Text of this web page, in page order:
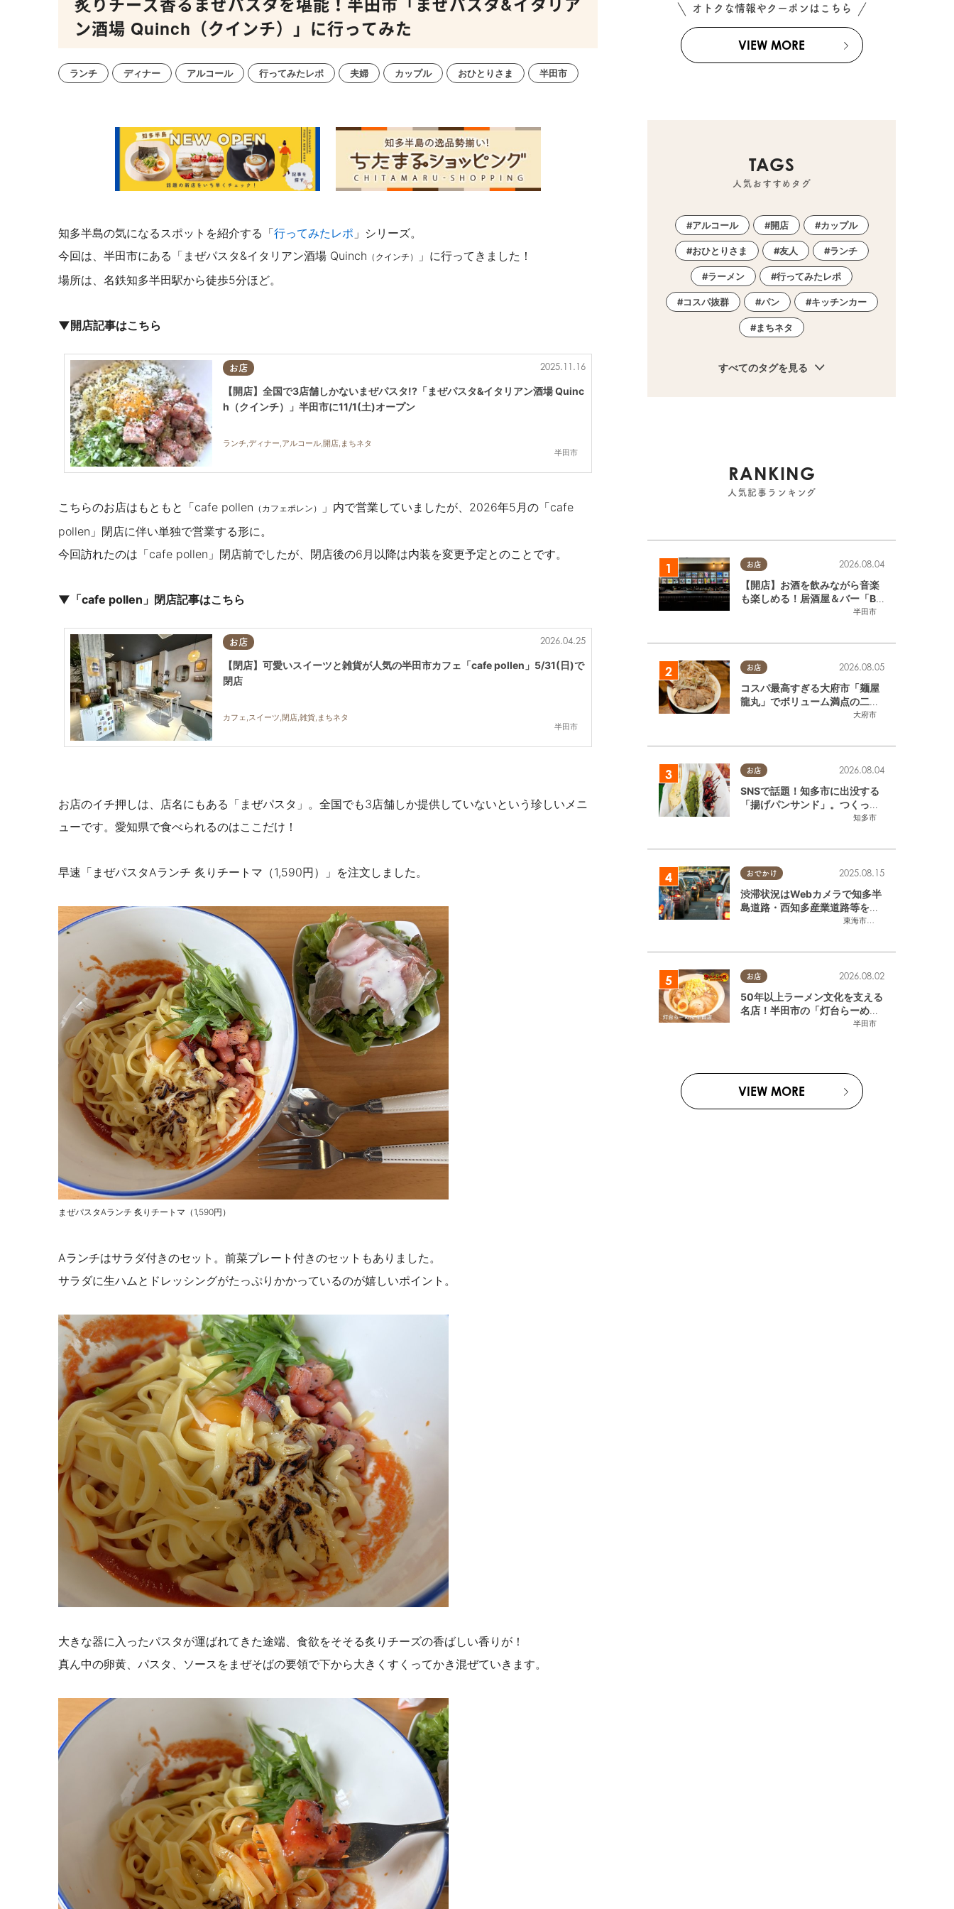
ン酒場 Quinch（クインチ）」に行ってみた
ランチ ディナー アルコール 行ってみたレポ 夫婦 カップル おひとりさま 半田市
知多半島の気になるスポットを紹介する「行ってみたレポ 」シリーズ。
今回は、半田市にある「まぜパスタ&イタリアン酒場 Quinch （クインチ）
」に行ってきました！
場所は、名鉄知多半田駅から徒歩5分ほど。
▼開店記事はこちら
お店
半田市
2025.11.16
【開店】全国で3店舗しかないまぜパスタ!?「まぜパスタ&イタリアン酒場 Quinc
h（クインチ）」半田市に11/1(土)オープン
ランチ,ディナー,アルコール,開店,まちネタ
こちらのお店はもともと「cafe pollen （カフェポレン）
」内で営業していましたが、2026年5月の「cafe
pollen」閉店に伴い単独で営業する形に。
今回訪れたのは「cafe pollen」閉店前でしたが、閉店後の6月以降は内装を変更予定とのことです。
▼「cafe pollen」閉店記事はこちら
お店
半田市
2026.04.25
【閉店】可愛いスイーツと雑貨が人気の半田市カフェ「cafe pollen」5/31(日)で
閉店
カフェ,スイーツ,閉店,雑貨,まちネタ
お店のイチ押しは、店名にもある「まぜパスタ」。全国でも3店舗しか提供していないという珍しいメニ
ューです。 愛知県で食べられるのはここだけ！
早速「まぜパスタAランチ 炙りチートマ（1,590円）」を注文しました。
まぜパスタAランチ 炙りチートマ（1,590円）
Aランチはサラダ付きのセット。前菜プレート付きのセットもありました。
サラダに生ハムとドレッシングがたっぷりかかっているのが嬉しいポイント。
大きな器に入ったパスタが運ばれてきた途端、食欲をそそる炙りチーズの香ばしい香りが！
真ん中の卵黄、パスタ、ソースをまぜそばの要領で下から大きくすくってかき混ぜていきます。
オトクな情報やクーポンはこちら
VIEW MORE
TAGS
人気おすすめタグ
アルコール 開店 カップル
おひとりさま 友人 ランチ
ラーメン 行ってみたレポ
コスパ抜群 パン キッチンカー
まちネタ
すべてのタグを見る
RANKING
人気記事ランキング
お店
半田市
2026.08.04
【開店】お酒を飲みながら音楽
も楽しめる！居酒屋＆バー「BL
OOMY（ブルーミー）」が7/3
お店
大府市
2026.08.05
コスパ最高すぎる大府市「麺屋
龍丸」でボリューム満点の二郎
系ラーメンを堪能してきた
お店
知多市
2026.08.04
SNSで話題！知多市に出没する
「揚げパンサンド」。つくって
いるのはお祭りお兄さん!?【ち
おでかけ
東海市
,大府市
2025.08.15
渋滞状況はWebカメラで知多半
島道路・西知多産業道路等をチ
お店
半田市
2026.08.02
50年以上ラーメン文化を支える
名店！半田市の「灯台らーめん
半田店」へ【熱血ラーメン伝 8
VIEW MORE